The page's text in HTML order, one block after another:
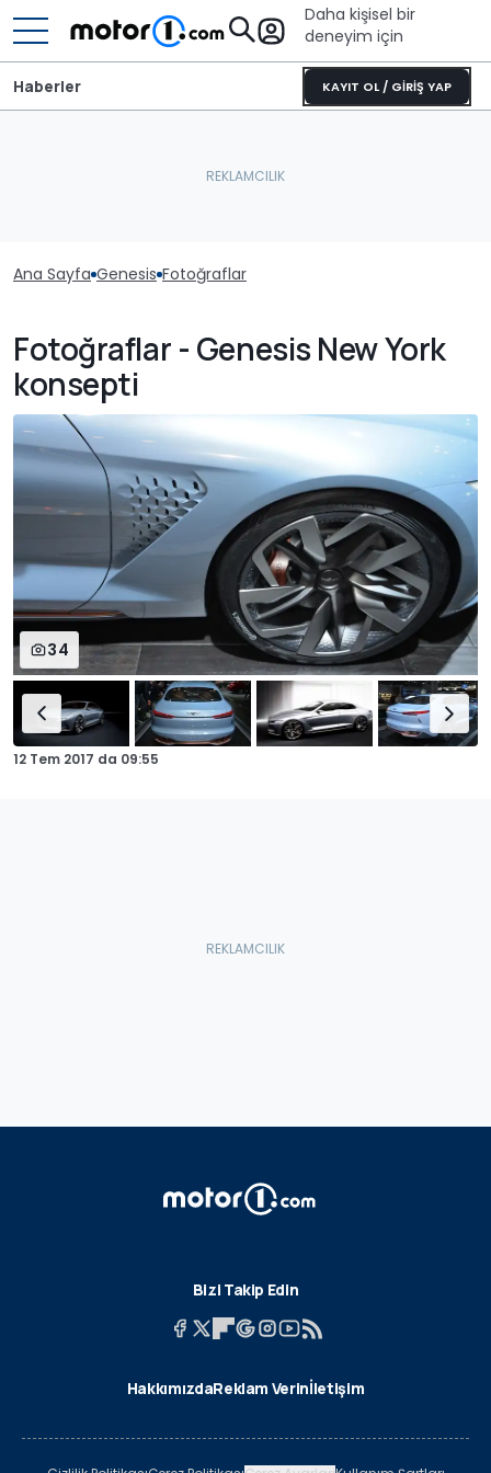
Daha kişisel bir
deneyim için
KAYIT OL / GİRİŞ YAP
Haberler
Ana Sayfa Genesis Fotoğraflar
Fotoğraflar - Genesis New York
konsepti
34
12 Tem 2017 da 09:55
Bizi Takip Edin
HakkımızdaReklam Verinİletişim